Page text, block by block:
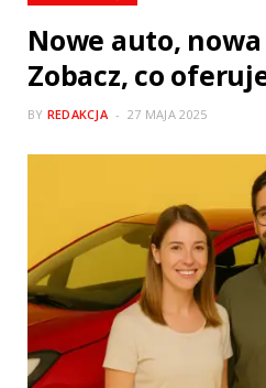
Nowe auto,
Zobacz, co
BY REDAKCJA 27 MAJA 2025